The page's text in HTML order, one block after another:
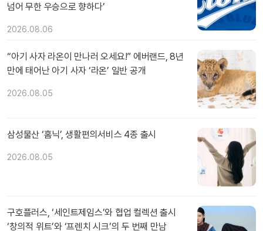
넘어 무한 우승으로 향하다’
2026.08.06
“아기 사자 라온이 만나러 오세요!” 에버랜드, 8년
만에 태어난 아기 사자 ‘라온’ 일반 공개
2026.08.05
삼성물산 ‘홈닉’, 생활편의서비스 4종 출시
2026.08.05
구호플러스, ‘세인트제임스’와 협업 컬렉션 출시
‘창의적 위트’와 ‘프렌치 시크’의 두 번째 만남